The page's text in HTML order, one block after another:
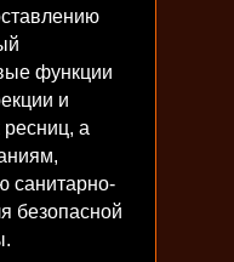
функции
и
а
санитарно-
безопасной